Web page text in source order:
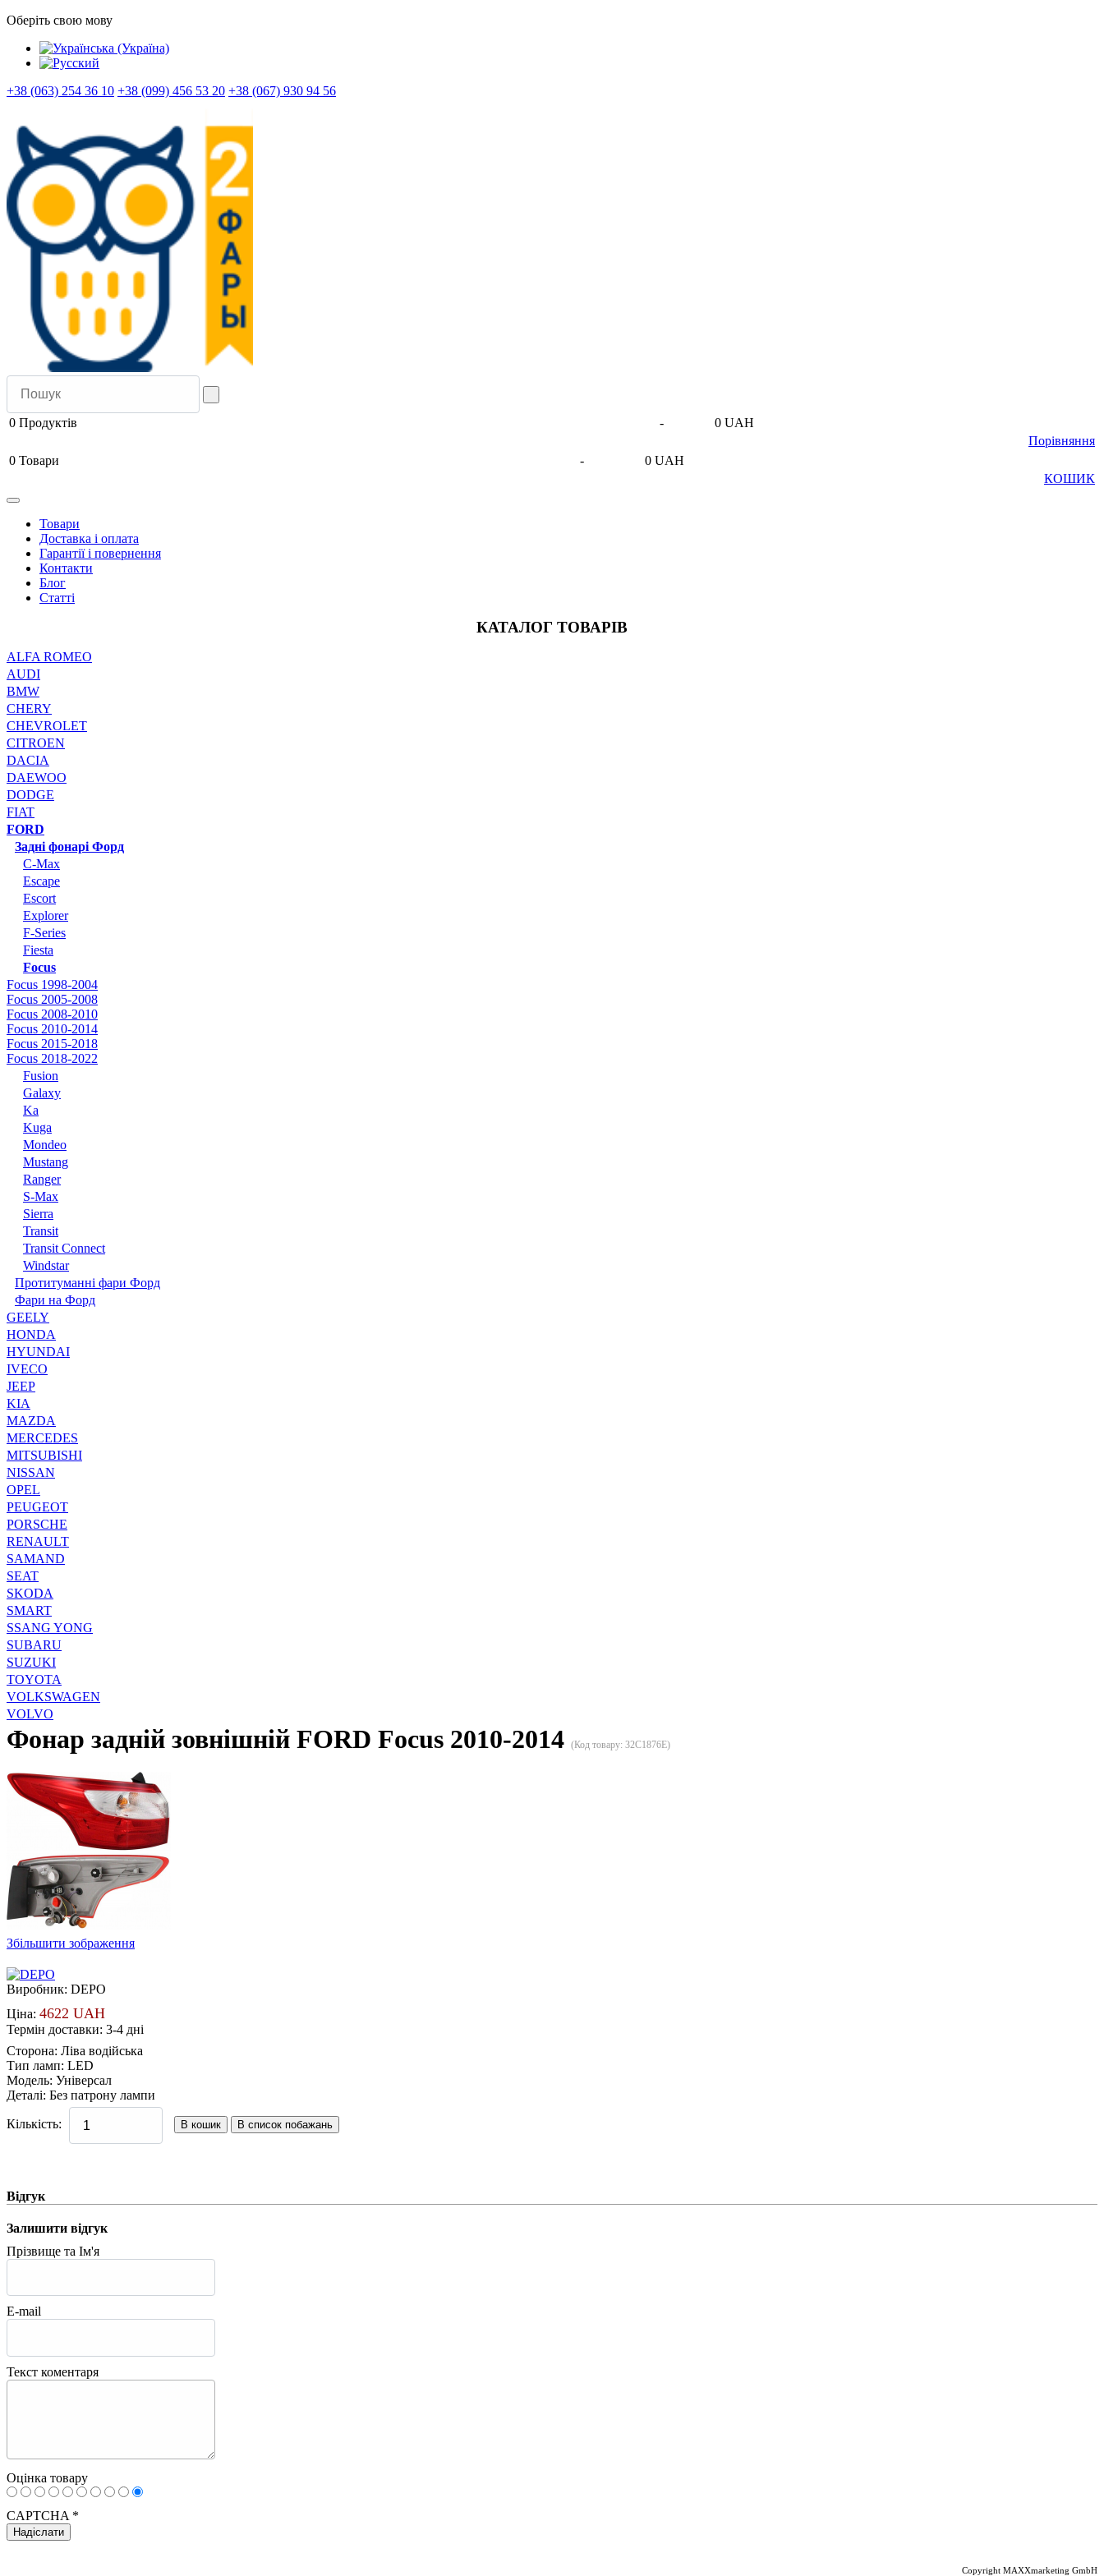
Оберіть свою мову
+38 (063) 254 36 10 +38 (099) 456 53 20 +38 (067) 930 94 56
0 Продуктів -
0 UAH
Порівняння
0 Товари -
0 UAH
КОШИК
Товари
Доставка і оплата
Гарантії і повернення
Контакти
Блог
Статті
КАТАЛОГ ТОВАРІВ
ALFA ROMEO
AUDI
BMW
CHERY
CHEVROLET
CITROEN
DACIA
DAEWOO
DODGE
FIAT
FORD
Задні фонарі Форд
C-Max
Escape
Escort
Explorer
F-Series
Fiesta
Focus
Focus 1998-2004
Focus 2005-2008
Focus 2008-2010
Focus 2010-2014
Focus 2015-2018
Focus 2018-2022
Fusion
Galaxy
Ka
Kuga
Mondeo
Mustang
Ranger
S-Max
Sierra
Transit
Transit Connect
Windstar
Протитуманні фари Форд
Фари на Форд
GEELY
HONDA
HYUNDAI
IVECO
JEEP
KIA
MAZDA
MERCEDES
MITSUBISHI
NISSAN
OPEL
PEUGEOT
PORSCHE
RENAULT
SAMAND
SEAT
SKODA
SMART
SSANG YONG
SUBARU
SUZUKI
TOYOTA
VOLKSWAGEN
VOLVO
Фонар задній зовнішній FORD Focus 2010-2014 (Код товару: 32C1876E)
Збільшити зображення
Виробник: DEPO
Ціна: 4622 UAH
Термін доставки: 3-4 дні
Сторона: Ліва водійська
Тип ламп: LED
Модель: Універсал
Деталі: Без патрону лампи
Кількість:
Відгук
Залишити відгук
Прізвище та Ім'я
E-mail
Текст коментаря
Оцінка товару
CAPTCHA *
Copyright MAXXmarketing GmbH